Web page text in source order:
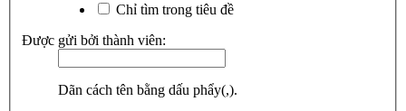
Chỉ tìm trong tiêu đề
Được gửi bởi thành viên:
Dãn cách tên bằng dấu phẩy(,).